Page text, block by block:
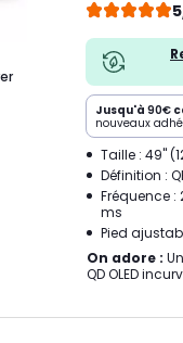
Jusqu'à 90€
nouveaux
Taille : 49"
Définition :
Fréquence :
ms
Pied
On adore :
QD OLED